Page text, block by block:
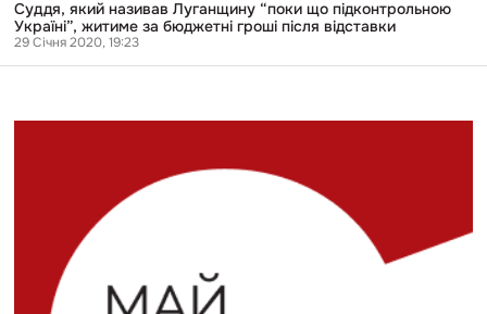
Суддя, який називав Луганщину “поки що підконтрольною
Україні”, житиме за бюджетні гроші після відставки
29 Січня 2020, 19:23